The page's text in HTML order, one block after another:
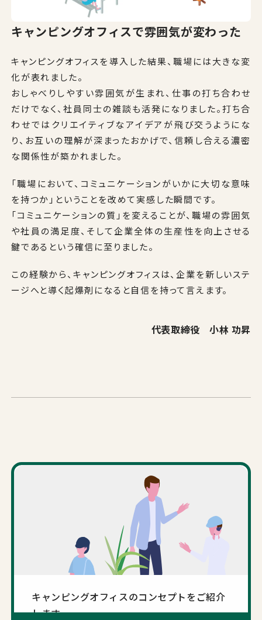
キャンピングオフィスで雰囲気が変わった
キャンピングオフィスを導⼊した結果、職場には⼤きな変
化が表れました。
おしゃべりしやすい雰囲気が生まれ、仕事の打ち合わせ
だけでなく、社員同士の雑談も活発になりました。打ち合
わせではクリエイティブなアイデアが飛び交うようにな
り、お互いの理解が深まったおかげで、信頼し合える濃密
な関係性が築かれました。
「職場において、コミュニケーションがいかに大切な意味
を持つか」ということを改めて実感した瞬間です。
「コミュニケーションの質」を変えることが、職場の雰囲気
や社員の満⾜度、そして企業全体の⽣産性を向上させる
鍵であるという確信に⾄りました。
この経験から、キャンピングオフィスは、企業を新しいステ
ージへと導く起爆剤になると自信を持って言えます。
代表取締役 小林 功昇
キャンピングオフィスのコンセプトをご紹介
します